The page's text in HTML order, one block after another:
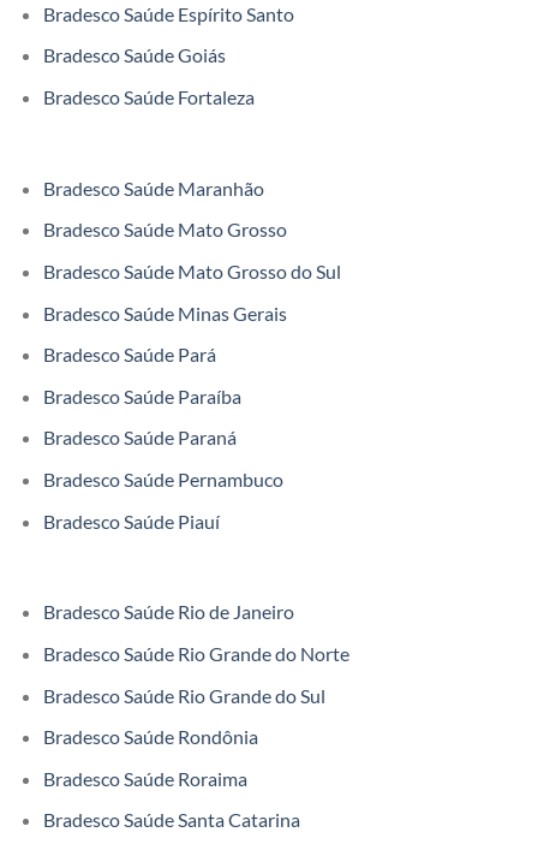
Bradesco Saúde Espírito Santo
Bradesco Saúde Goiás
Bradesco Saúde Fortaleza
Bradesco Saúde Maranhão
Bradesco Saúde Mato Grosso
Bradesco Saúde Mato Grosso do Sul
Bradesco Saúde Minas Gerais
Bradesco Saúde Pará
Bradesco Saúde Paraíba
Bradesco Saúde Paraná
Bradesco Saúde Pernambuco
Bradesco Saúde Piauí
Bradesco Saúde Rio de Janeiro
Bradesco Saúde Rio Grande do Norte
Bradesco Saúde Rio Grande do Sul
Bradesco Saúde Rondônia
Bradesco Saúde Roraima
Bradesco Saúde Santa Catarina